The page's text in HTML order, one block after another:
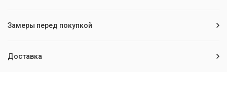
Замеры перед покупкой
Доставка